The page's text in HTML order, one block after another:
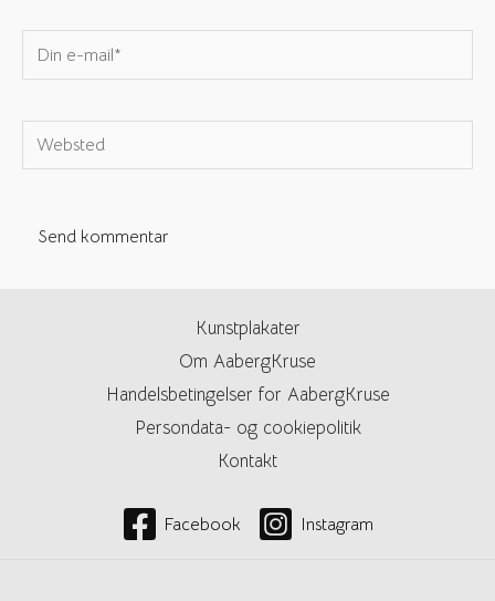
Din
e-
Websted
Kunstplakater
Om AabergKruse
Handelsbetingelser for AabergKruse
Persondata- og cookiepolitik
Kontakt
Facebook Instagram